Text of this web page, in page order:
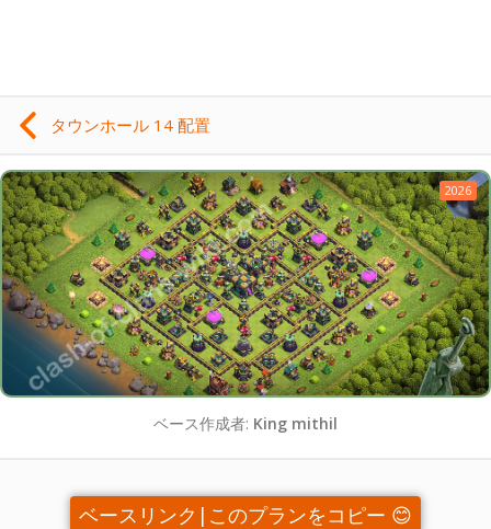
タウンホール 14 配置
2026
ベース作成者: King mithil
ベースリンク|このプランをコピー 😊